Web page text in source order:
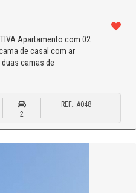
Apartamento com 02
de casal com ar
camas de
2
REF.: A048